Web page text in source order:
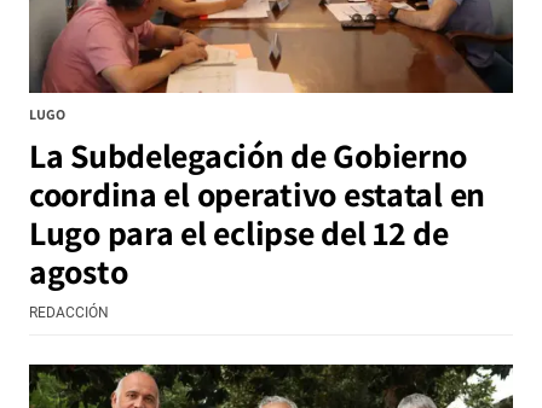
LUGO
La Subdelegación de Gobierno
coordina el operativo estatal en
Lugo para el eclipse del 12 de
agosto
REDACCIÓN